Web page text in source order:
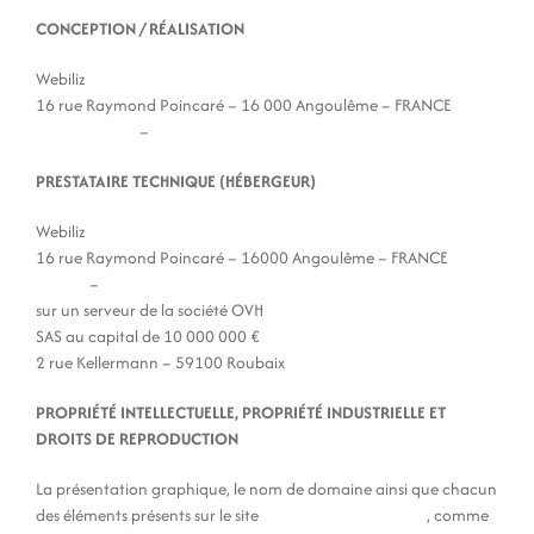
CONCEPTION / RÉALISATION
Webiliz
16 rue Raymond Poincaré – 16 000 Angoulême – FRANCE
–
PRESTATAIRE TECHNIQUE (HÉBERGEUR)
Webiliz
16 rue Raymond Poincaré – 16000 Angoulême – FRANCE
–
sur un serveur de la société OVH
SAS au capital de 10 000 000 €
2 rue Kellermann – 59100 Roubaix
PROPRIÉTÉ INTELLECTUELLE, PROPRIÉTÉ INDUSTRIELLE ET
DROITS DE REPRODUCTION
La présentation graphique, le nom de domaine ainsi que chacun
des éléments présents sur le site
, comme